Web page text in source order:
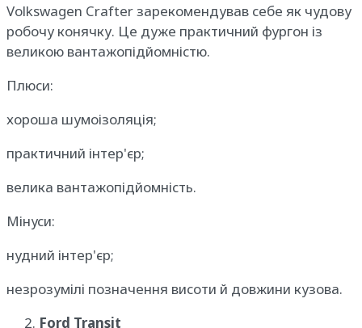
Volkswagen Crafter зарекомендував себе як чудову
робочу конячку. Це дуже практичний фургон із
великою вантажопідйомністю.
Плюси:
хороша шумоізоляція;
практичний інтер'єр;
велика вантажопідйомність.
Мінуси:
нудний інтер'єр;
незрозумілі позначення висоти й довжини кузова.
Ford Transit